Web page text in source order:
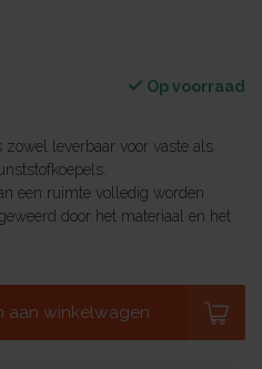
Op voorraad
zowel leverbaar voor vaste als
een ruimte volledig worden
door het materiaal en het
aan winkelwagen